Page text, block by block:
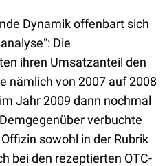
Dynamik offenbart sich
Die
ihren Umsatzanteil den
nämlich von 2007 auf 2008
Jahr 2009 dann nochmal
verbuchte
sowohl in der Rubrik
bei den rezeptierten OTC-